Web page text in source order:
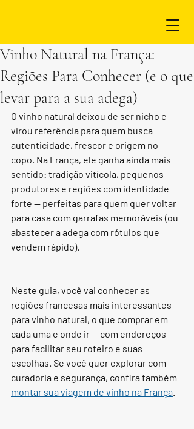
Vinho Natural na França:
Regiões Para Conhecer (e o que
levar para a sua adega)
O vinho natural deixou de ser nicho e
virou referência para quem busca
autenticidade, frescor e origem no
copo. Na França, ele ganha ainda mais
sentido: tradição vitícola, pequenos
produtores e regiões com identidade
forte — perfeitas para quem quer voltar
para casa com garrafas memoráveis (ou
abastecer a adega com rótulos que
vendem rápido).
Neste guia, você vai conhecer as
regiões francesas mais interessantes
para vinho natural, o que comprar em
cada uma e onde ir — com endereços
para facilitar seu roteiro e suas
escolhas. Se você quer explorar com
curadoria e segurança, confira também
montar sua viagem de vinho na França.